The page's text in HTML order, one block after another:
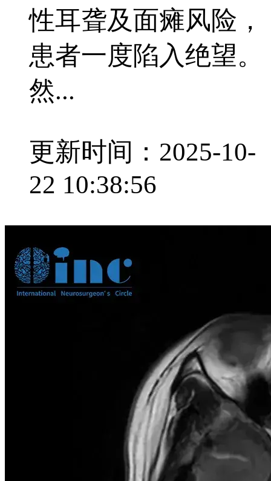
性耳聋及面瘫风险，
患者一度陷入绝望。
然...
更新时间：2025-10-
22 10:38:56